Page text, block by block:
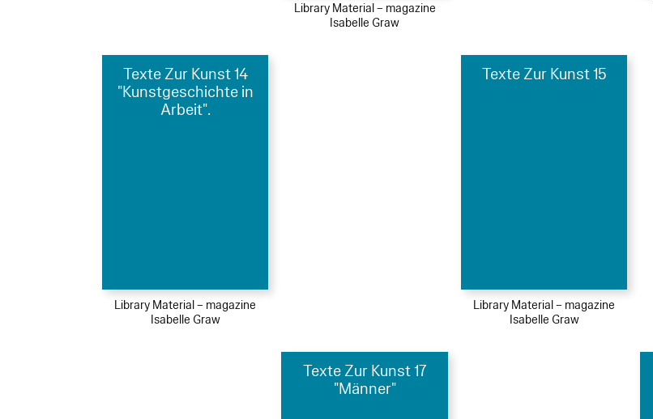
Library Material – magazine
Isabelle Graw
Texte Zur Kunst 14
"Kunstgeschichte in
Arbeit".
Library Material – magazine
Isabelle Graw
Texte Zur Kunst 15
Library Material – magazine
Isabelle Graw
Texte Zur Kunst 17
"Männer"